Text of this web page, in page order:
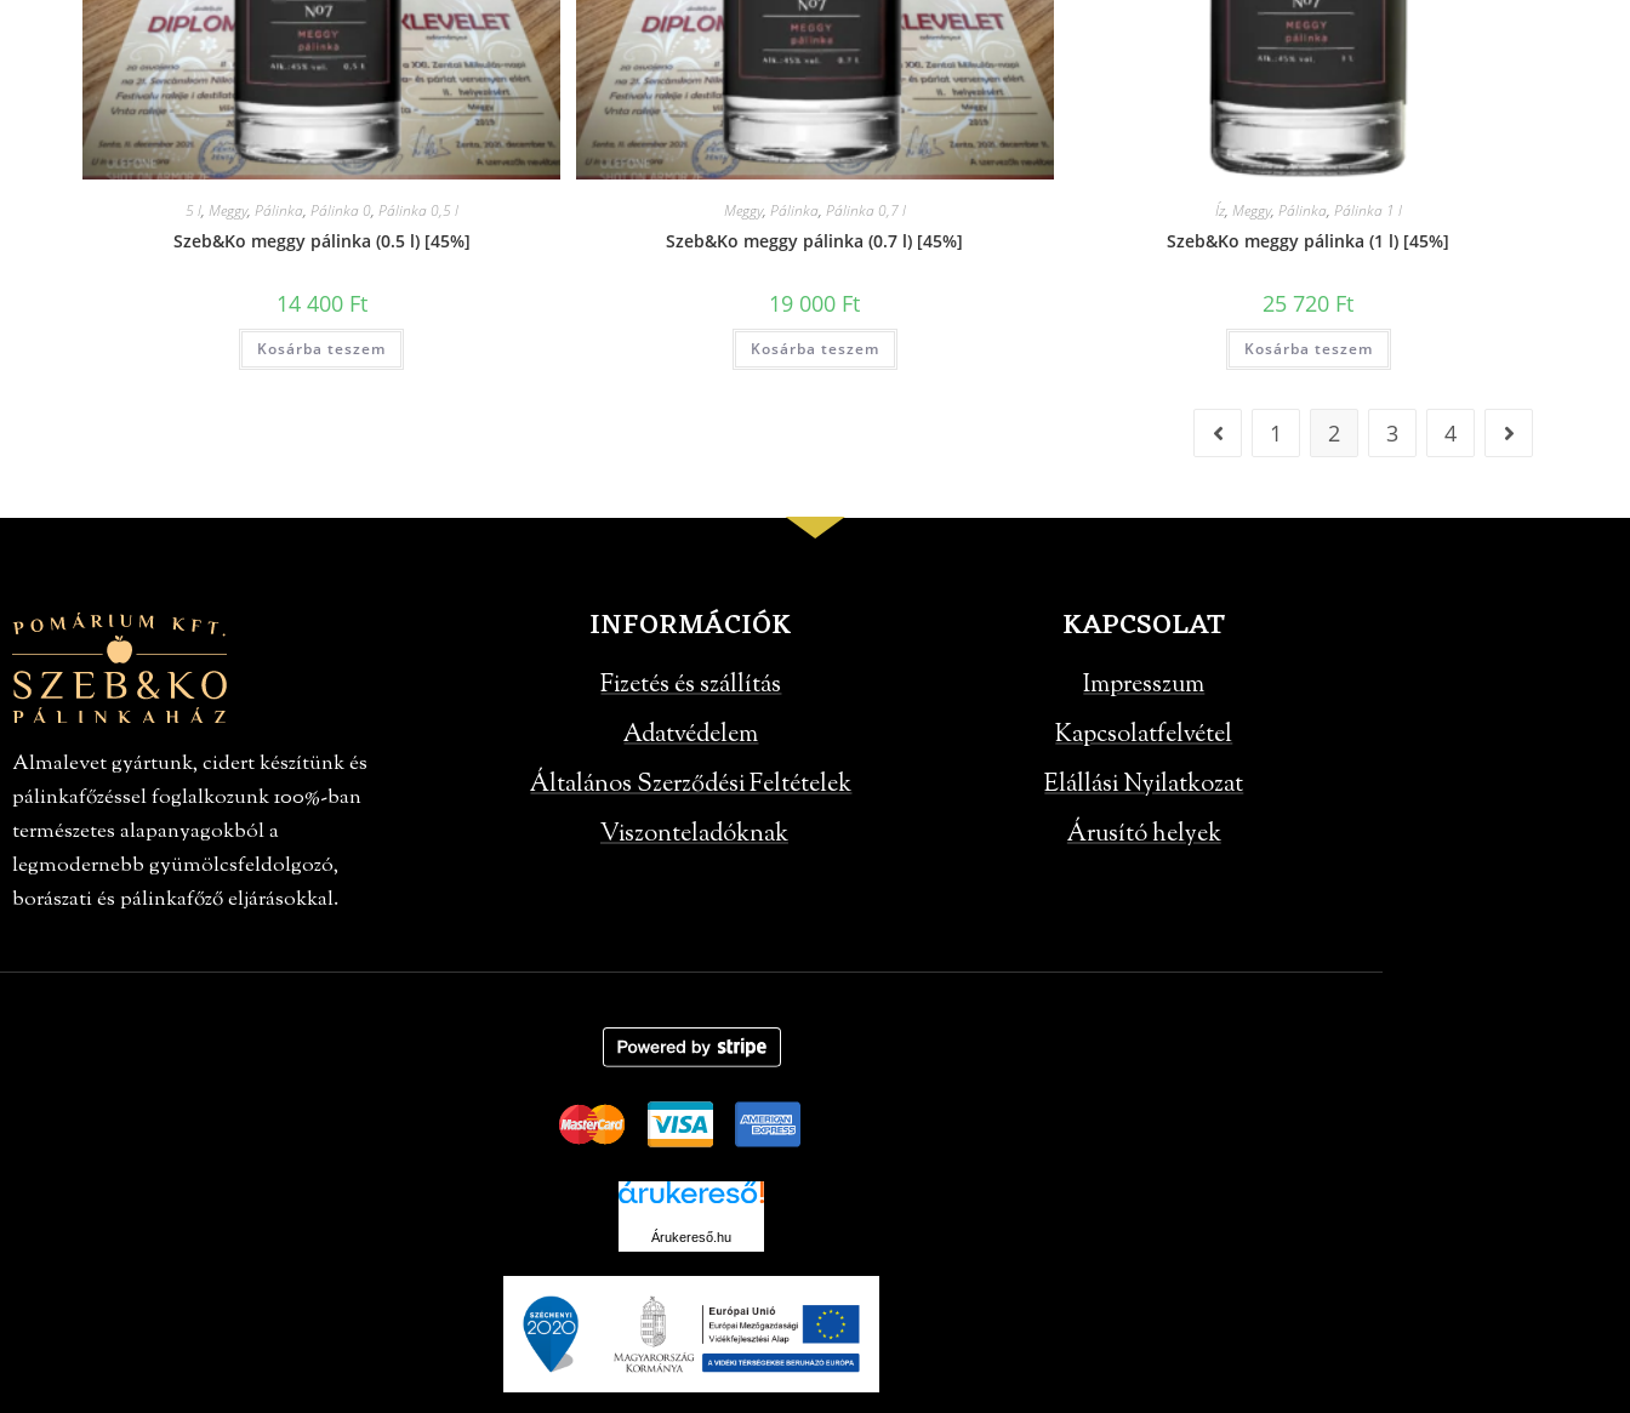
5 l, Meggy, Pálinka, Pálinka 0, Pálinka 0,5 l
Szeb&Ko meggy pálinka (0.5 l) [45%]
14 400 Ft
Kosárba teszem
Meggy, Pálinka, Pálinka 0,7 l
Szeb&Ko meggy pálinka (0.7 l) [45%]
19 000 Ft
Kosárba teszem
Íz, Meggy, Pálinka, Pálinka 1 l
Szeb&Ko meggy pálinka (1 l) [45%]
25 720 Ft
Kosárba teszem
1 2 3 4
Almalevet gyártunk, cidert készítünk és
pálinkafőzéssel foglalkozunk 100%-ban
természetes alapanyagokból a
legmodernebb gyümölcsfeldolgozó,
borászati és pálinkafőző eljárásokkal.
INFORMÁCIÓK
Fizetés és szállítás
Adatvédelem
Általános Szerződési Feltételek
Viszonteladóknak
KAPCSOLAT
Impresszum
Kapcsolatfelvétel
Elállási Nyilatkozat
Árusító helyek
Árukereső.hu